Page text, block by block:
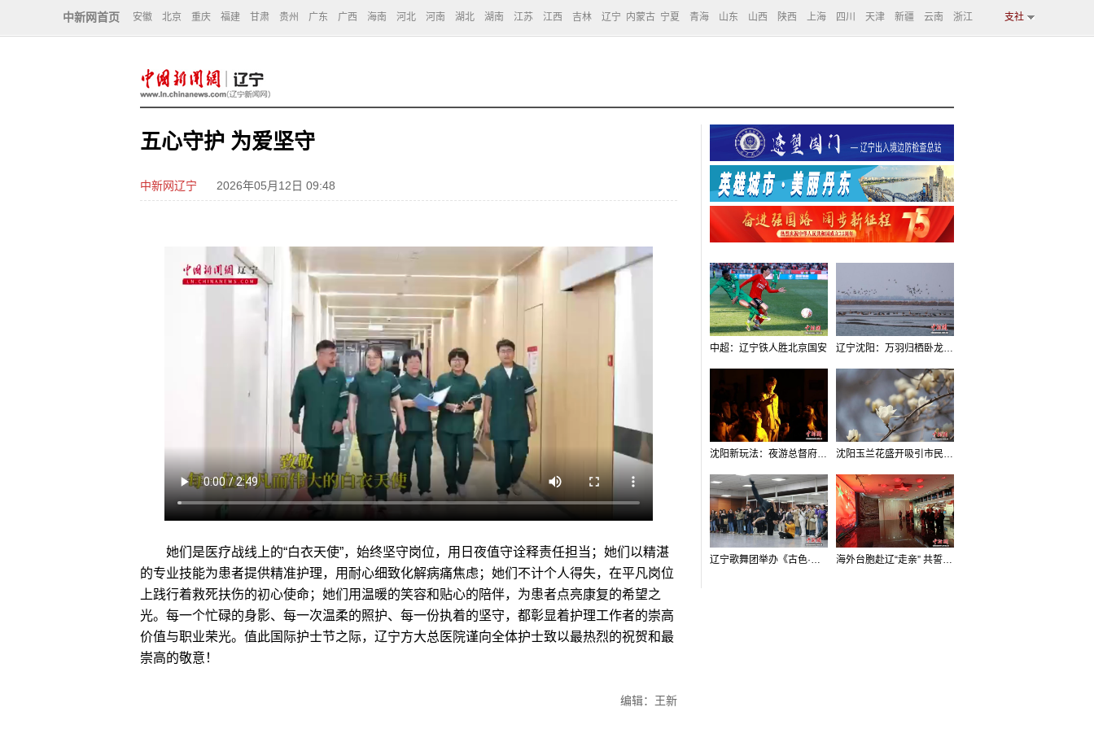
中新网首页 安徽 北京 重庆 福建 甘肃 贵州 广东 广西 海南 河北 河南 湖北 湖南 江苏 江西 吉林 辽宁 内蒙古 宁夏 青海 山东 山西 陕西 上海 四川 天津 新疆 云南 浙江 支社
五心守护 为爱坚守
中新网辽宁 2026年05月12日 09:48
她们是医疗战线上的“白衣天使”，始终坚守岗位，用日夜值守诠释责任担当；她们以精湛
的专业技能为患者提供精准护理，用耐心细致化解病痛焦虑；她们不计个人得失，在平凡岗位
上践行着救死扶伤的初心使命；她们用温暖的笑容和贴心的陪伴，为患者点亮康复的希望之
光。每一个忙碌的身影、每一次温柔的照护、每一份执着的坚守，都彰显着护理工作者的崇高
价值与职业荣光。值此国际护士节之际，辽宁方大总医院谨向全体护士致以最热烈的祝贺和最
崇高的敬意！
编辑：王新
中超：辽宁铁人胜北京国安 辽宁沈阳：万羽归栖卧龙湖看群鸟齐飞
沈阳新玩法：夜游总督府，当一回“赴宴者” 沈阳玉兰花盛开吸引市民打卡
辽宁歌舞团举办《古色·国宝辽宁》排练开放日活动 海外台胞赴辽“走亲” 共誓“和平初心”